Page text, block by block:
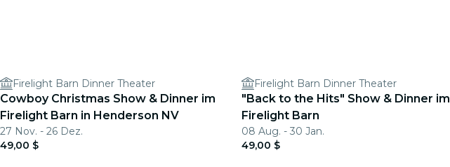
Firelight Barn Dinner Theater
Cowboy Christmas Show & Dinner im
Firelight Barn in Henderson NV
27 Nov. - 26 Dez.
49,00 $
Firelight Barn Dinner Theater
"Back to the Hits" Show & Dinner im
Firelight Barn
08 Aug. - 30 Jan.
49,00 $